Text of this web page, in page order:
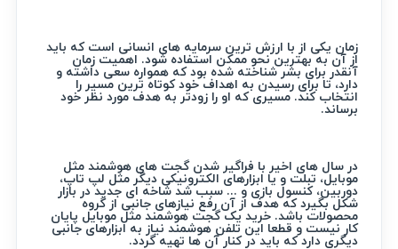
زمان یکی از با ارزش ترین سرمایه های انسانی است که باید
از آن به بهترین نحو ممکن استفاده شود. اهمیت زمان
آنقدر برای بشر شناخته شده بود که همواره سعی داشته و
دارد، تا برای رسیدن به اهداف خود کوتاه ترین مسیر را
انتخاب کند. مسیری که او را زودتر به هدف مورد نظر خود
برساند.
در سال های اخیر با فراگیر شدن گجت های هوشمند مثل
موبایل، تبلت و یا ابزارهای الکترونیکی دیگر مثل لپ تاپ،
دوربین، کنسول بازی و ... سبب شد شاخه ای جدید در بازار
شکل بگیرد که هدف از آن رفع نیازهای جانبی از گروه
محصولات باشد. خرید یک گجت هوشمند مثل موبایل پایان
کار نیست و قطعا این تلفن هوشمند نیاز به ابزارهای جانبی
دیگری دارد که باید در کنار آن ها تهیه گردد.